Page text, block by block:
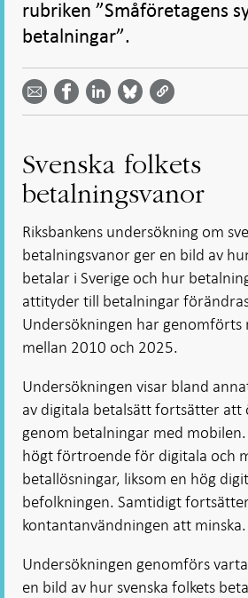
rubriken ”Småföretagens
betalningar”.
Dela
email -
Öppnas
Dela på
Facebook
- Öppnas
Dela på
LinkedIn
-
Öppnas
på
Bluesky
-
på
Twitter
-
Svenska folkets
betalningsvanor
Riksbankens undersökning om
betalningsvanor ger en bild av
betalar i Sverige och hur
attityder till betalningar
Undersökningen har genomförts
mellan 2010 och 2025.
Undersökningen visar bland
av digitala betalsätt fortsätter att
genom betalningar med
högt förtroende för digitala och
betallösningar, liksom en hög
befolkningen. Samtidigt
kontantanvändningen att minska.
Undersökningen genomförs
en bild av hur svenska folkets